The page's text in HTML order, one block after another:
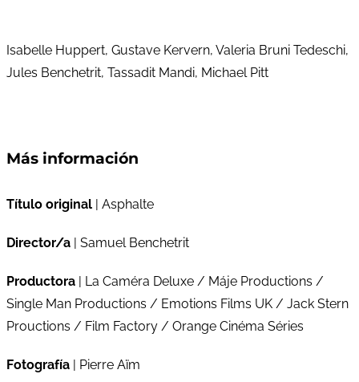
Isabelle Huppert, Gustave Kervern, Valeria Bruni Tedeschi,
Jules Benchetrit, Tassadit Mandi, Michael Pitt
Más información
Título original | Asphalte
Director/a | Samuel Benchetrit
Productora | La Caméra Deluxe / Máje Productions /
Single Man Productions / Emotions Films UK / Jack Stern
Prouctions / Film Factory / Orange Cinéma Séries
Fotografía | Pierre Aïm